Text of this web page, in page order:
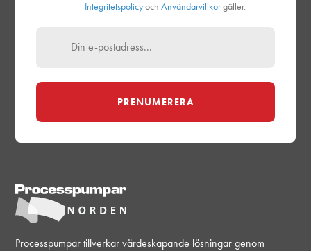
IntegritetspolicyochAnvändarvillkorgäller.
Processpumpar tillverkar värdeskapande lösningar genom